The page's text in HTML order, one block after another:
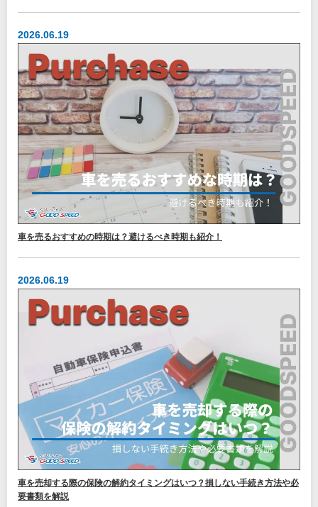
2026.06.19
車を売るおすすめの時期は？避けるべき時期も紹介！
2026.06.19
車を売却する際の保険の解約タイミングはいつ？損しない手続き方法や必
要書類を解説